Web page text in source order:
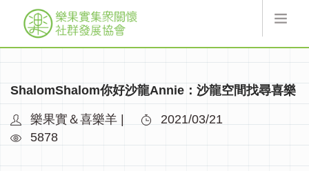
關於樂果實
線上服務
協會活動
ShalomShalom你好沙龍Annie：沙龍空間找尋喜樂
樂果實＆喜樂羊 |
2021/03/21
5878